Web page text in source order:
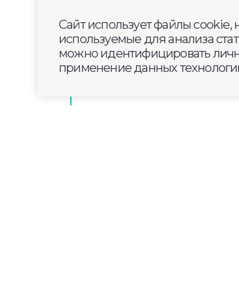
строительство нового
ДСУ-3 асфальтирует
Мосино
Сайт использует файлы
используемые для анализа
можно идентифицировать
применение данных